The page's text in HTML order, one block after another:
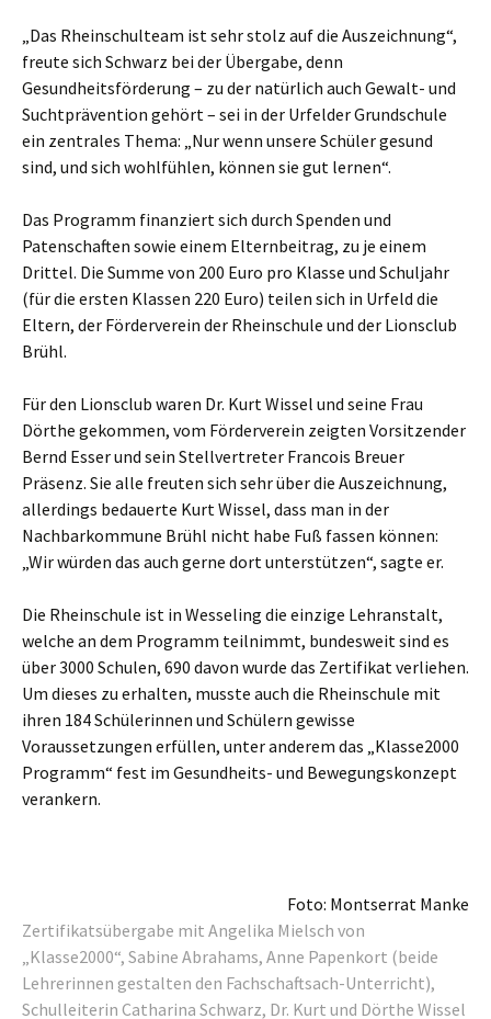
„Das Rheinschulteam ist sehr stolz auf die Auszeichnung“,
freute sich Schwarz bei der Übergabe, denn
Gesundheitsförderung – zu der natürlich auch Gewalt- und
Suchtprävention gehört – sei in der Urfelder Grundschule
ein zentrales Thema: „Nur wenn unsere Schüler gesund
sind, und sich wohlfühlen, können sie gut lernen“.
Das Programm finanziert sich durch Spenden und
Patenschaften sowie einem Elternbeitrag, zu je einem
Drittel. Die Summe von 200 Euro pro Klasse und Schuljahr
(für die ersten Klassen 220 Euro) teilen sich in Urfeld die
Eltern, der Förderverein der Rheinschule und der Lionsclub
Brühl.
Für den Lionsclub waren Dr. Kurt Wissel und seine Frau
Dörthe gekommen, vom Förderverein zeigten Vorsitzender
Bernd Esser und sein Stellvertreter Francois Breuer
Präsenz. Sie alle freuten sich sehr über die Auszeichnung,
allerdings bedauerte Kurt Wissel, dass man in der
Nachbarkommune Brühl nicht habe Fuß fassen können:
„Wir würden das auch gerne dort unterstützen“, sagte er.
Die Rheinschule ist in Wesseling die einzige Lehranstalt,
welche an dem Programm teilnimmt, bundesweit sind es
über 3000 Schulen, 690 davon wurde das Zertifikat verliehen.
Um dieses zu erhalten, musste auch die Rheinschule mit
ihren 184 Schülerinnen und Schülern gewisse
Voraussetzungen erfüllen, unter anderem das „Klasse2000
Programm“ fest im Gesundheits- und Bewegungskonzept
verankern.
Foto: Montserrat Manke
Zertifikatsübergabe mit Angelika Mielsch von
„Klasse2000“, Sabine Abrahams, Anne Papenkort (beide
Lehrerinnen gestalten den Fachschaftsach-Unterricht),
Schulleiterin Catharina Schwarz, Dr. Kurt und Dörthe Wissel